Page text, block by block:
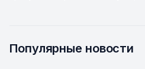
Популярные новости